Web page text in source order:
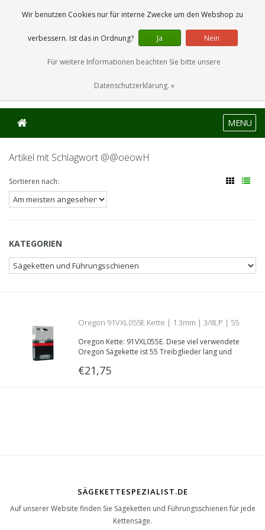
0 Artikel
MENU
Artikel mit Schlagwort @@oeowH
Sortieren nach:
KATEGORIEN
Oregon 91VXL055E Kette | 1.3mm | 3/8LP | 55
Treibglieder
Oregon Kette: 91VXL055E. Diese viel verwendete
Oregon Sägekette ist 55 Treibglieder lang und
Zentimetern. Teilung: 3/8“LP, Treibglieddecke:
€21,75
SÄGEKETTESPEZIALIST.DE
Auf unserer Website finden Sie Sägeketten und Führungsschienen für jede
Kettensäge.
Wir benutzen Cookies nur für interne Zwecke um den Webshop zu
verbessern. Ist das in Ordnung? Ja Nein
Für weitere Informationen beachten Sie bitte unsere
Datenschutzerklärung. »